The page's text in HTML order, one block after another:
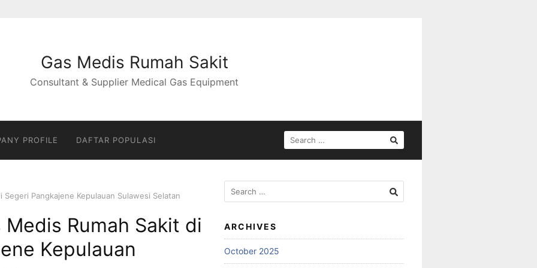
Gas Medis Rumah Sakit
Consultant & Supplier Medical Gas Equipment
PROFILE DAFTAR POPULASI
SEARCH
FOR:
Pangkajene Kepulauan Sulawesi Selatan
Rumah Sakit di
Kepulauan
Search
for:
ARCHIVES
October 2025